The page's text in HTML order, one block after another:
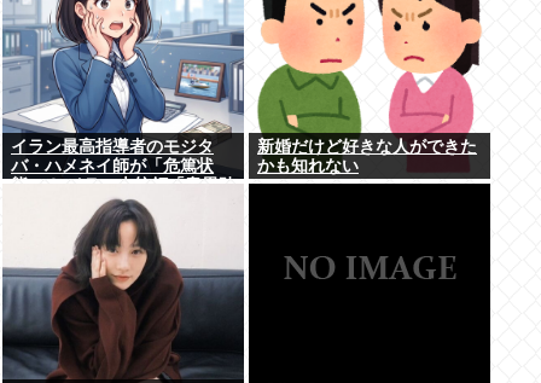
イラン最高指導者のモジタ
バ・ハメネイ師が「危篤状
態」？ イラン大統領「意思疎
通はかなり難しい」
新婚だけど好きな人ができた
かも知れない